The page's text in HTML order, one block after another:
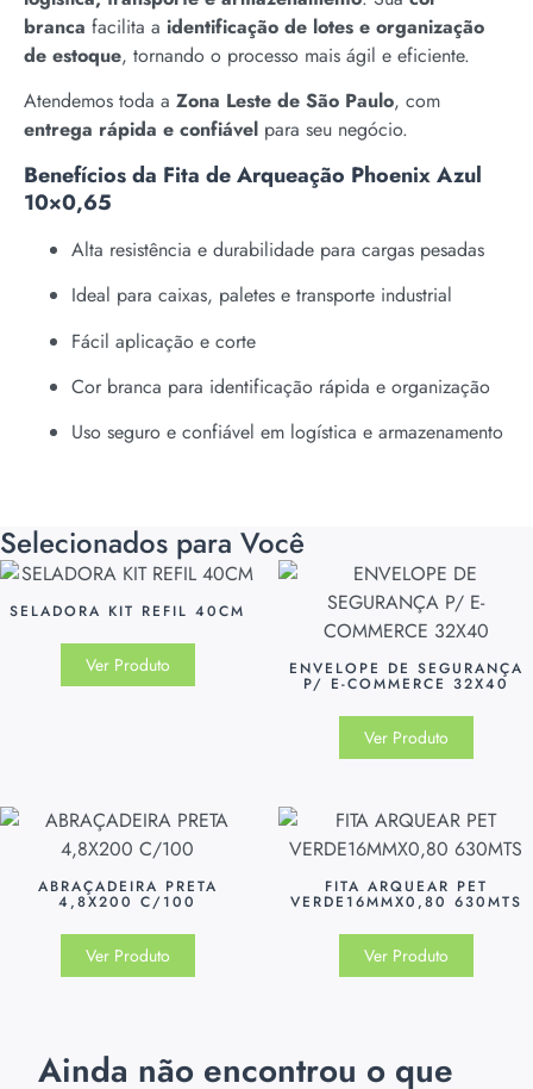
branca facilita a identificação de lotes e organização
de estoque, tornando o processo mais ágil e eficiente.
Atendemos toda a Zona Leste de São Paulo, com
entrega rápida e confiável para seu negócio.
Benefícios da Fita de Arqueação Phoenix Azul
10×0,65
Alta resistência e durabilidade para cargas pesadas
Ideal para caixas, paletes e transporte industrial
Fácil aplicação e corte
Cor branca para identificação rápida e organização
Uso seguro e confiável em logística e armazenamento
Selecionados para Você
SELADORA KIT REFIL 40CM
Ver Produto ENVELOPE DE SEGURANÇA
P/ E-COMMERCE 32X40
Ver Produto
ABRAÇADEIRA PRETA
4,8X200 C/100
Ver Produto
FITA ARQUEAR PET
VERDE16MMX0,80 630MTS
Ver Produto
Ainda não encontrou o que